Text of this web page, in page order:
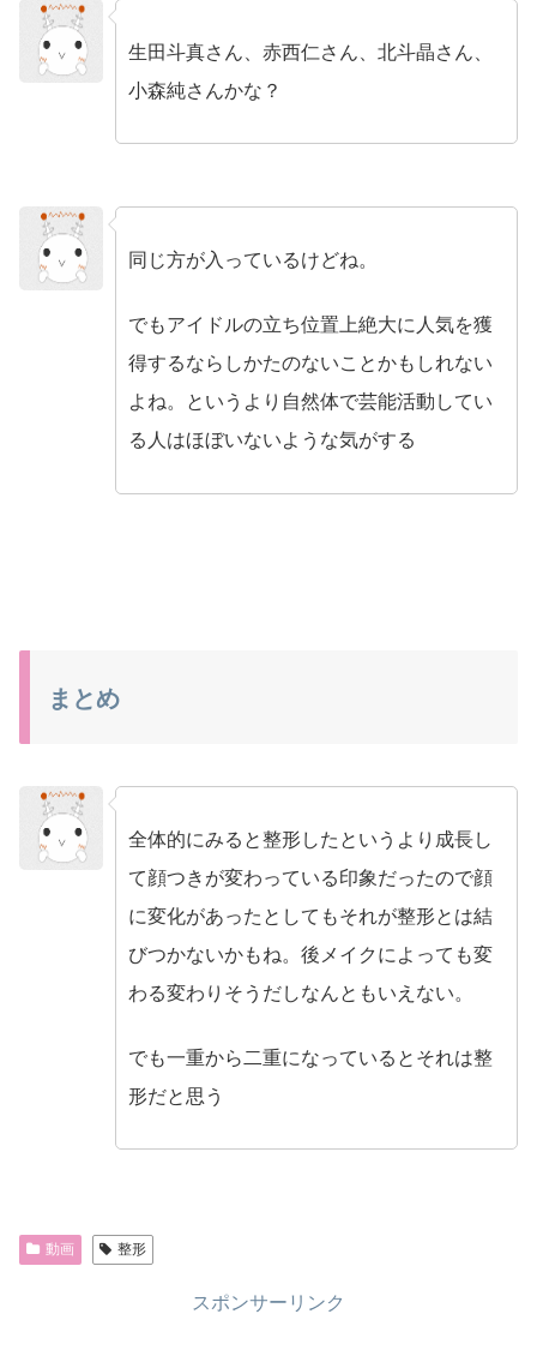
生田斗真さん、赤西仁さん、北斗晶さん、
小森純さんかな？
同じ方が入っているけどね。
でもアイドルの立ち位置上絶大に人気を獲
得するならしかたのないことかもしれない
よね。というより自然体で芸能活動してい
る人はほぼいないような気がする
まとめ
全体的にみると整形したというより成長し
て顔つきが変わっている印象だったので顔
に変化があったとしてもそれが整形とは結
びつかないかもね。後メイクによっても変
わる変わりそうだしなんともいえない。
でも一重から二重になっているとそれは整
形だと思う
動画 整形
スポンサーリンク